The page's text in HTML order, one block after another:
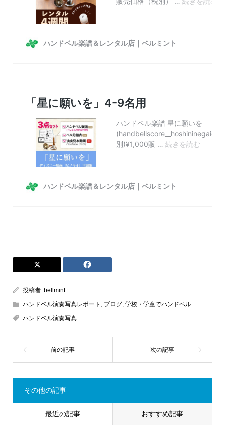
投稿者: bellmint
ハンドベル演奏写真レポート , ブログ, 学校・学童でハンドベル
ハンドベル演奏写真
その他の記事
最近の記事 おすすめ記事